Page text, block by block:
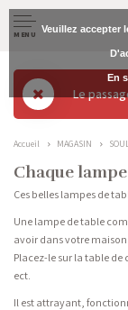
MENU
Le
Accueil MAGASIN
Chaque
Ces belles lampes de
Une lampe de table
avoir dans votre maison.
Placez-le sur la table
ect.
Il est attrayant,
Veuillez accepter
En